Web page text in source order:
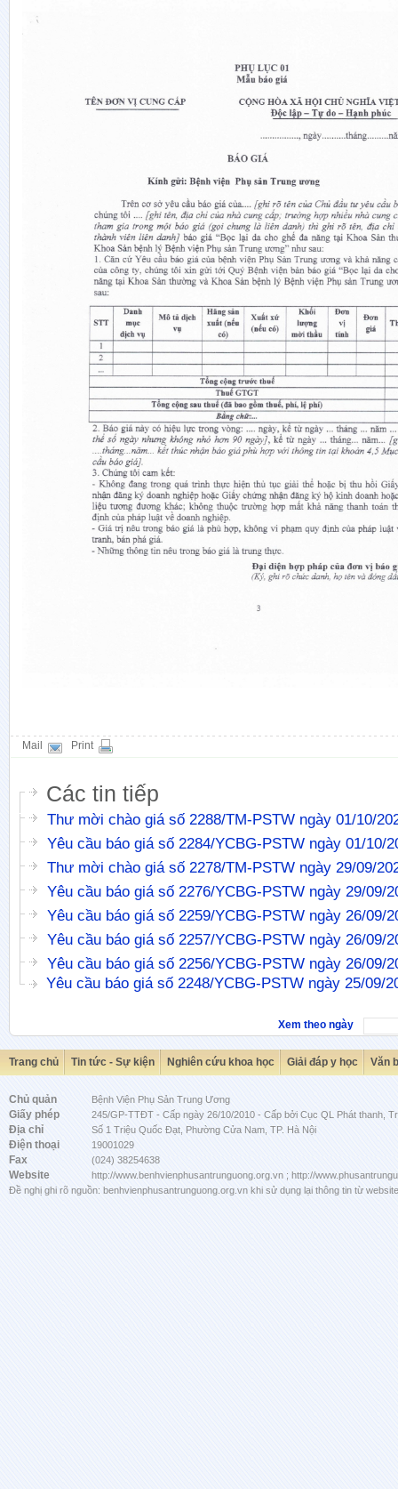
Mail Print
Các tin tiếp
Thư mời chào giá số 2288/TM-PSTW ngày 01/10/
Yêu cầu báo giá số 2284/YCBG-PSTW ngày 01/10/
Thư mời chào giá số 2278/TM-PSTW ngày 29/09/
Yêu cầu báo giá số 2276/YCBG-PSTW ngày 29/09/
Yêu cầu báo giá số 2259/YCBG-PSTW ngày 26/09/
Yêu cầu báo giá số 2257/YCBG-PSTW ngày 26/09/
Yêu cầu báo giá số 2256/YCBG-PSTW ngày 26/09/
Yêu cầu báo giá số 2248/YCBG-PSTW ngày 25/09/
Xem theo ngày
Trang chủ Tin tức - Sự kiện Nghiên cứu khoa học Giải đáp y học Văn
Chủ quản Bệnh Viện Phụ Sản Trung Ương
Giấy phép 245/GP-TTĐT - Cấp ngày 26/10/2010 - Cấp bởi Cục QL Phát thanh,
Địa chỉ Số 1 Triệu Quốc Đạt, Phường Cửa Nam, TP. Hà Nội
Điện thoại 19001029
Fax (024) 38254638
Website
http://www.benhvienphusantrunguong.org.vn ; http://
Đề nghị ghi rõ nguồn: benhvienphusantrunguong.org.vn khi sử dụng lại thông tin từ